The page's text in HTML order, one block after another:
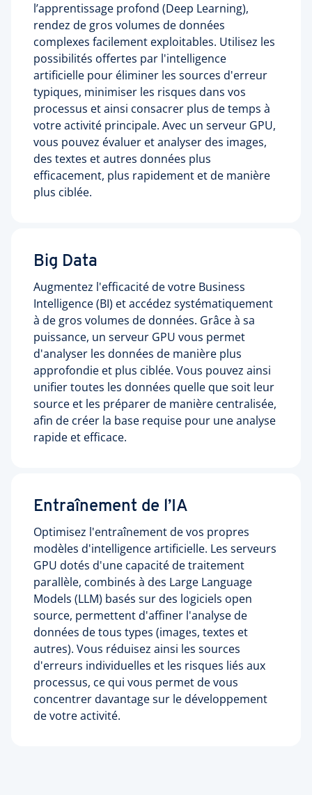
l’apprentissage profond (Deep Learning),
rendez de gros volumes de données
complexes facilement exploitables. Utilisez les
possibilités offertes par l'intelligence
artificielle pour éliminer les sources d'erreur
typiques, minimiser les risques dans vos
processus et ainsi consacrer plus de temps à
votre activité principale. Avec un serveur GPU,
vous pouvez évaluer et analyser des images,
des textes et autres données plus
efficacement, plus rapidement et de manière
plus ciblée.
Big Data
Augmentez l'efficacité de votre Business
Intelligence (BI) et accédez systématiquement
à de gros volumes de données. Grâce à sa
puissance, un serveur GPU vous permet
d'analyser les données de manière plus
approfondie et plus ciblée. Vous pouvez ainsi
unifier toutes les données quelle que soit leur
source et les préparer de manière centralisée,
afin de créer la base requise pour une analyse
rapide et efficace.
Entraînement de l’IA
Optimisez l'entraînement de vos propres
modèles d'intelligence artificielle. Les serveurs
GPU dotés d'une capacité de traitement
parallèle, combinés à des Large Language
Models (LLM) basés sur des logiciels open
source, permettent d'affiner l'analyse de
données de tous types (images, textes et
autres). Vous réduisez ainsi les sources
d'erreurs individuelles et les risques liés aux
processus, ce qui vous permet de vous
concentrer davantage sur le développement
de votre activité.